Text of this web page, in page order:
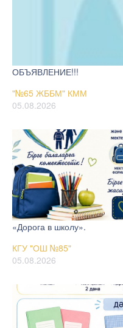
ОБЪЯВЛЕНИЕ!!!
"№65 ЖББМ" КММ
05.08.2026
«Дорога в школу».
КГУ "ОШ №85"
05.08.2026